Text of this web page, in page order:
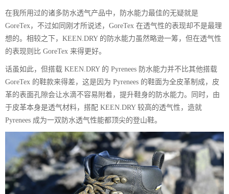
在我所用过的诸多防水透气产品中，防水能力最佳的无疑就是
GoreTex，不过如同刚才所说述，GoreTex 在透气性的表现却不是最理
想的。相较之下，KEEN.DRY 的防水能力虽然略逊一筹，但在透气性
的表现则比 GoreTex 来得更好。
话虽如此，但搭载 KEEN.DRY 的 Pyrenees 防水能力并不比其他搭载
GoreTex 的鞋款来得差，这是因为 Pyrenees 的鞋面为全皮革制成，皮
革的表面孔隙会让水滴不容易附着，提升鞋身的防水能力。同时，由
于皮革本身是透气材料，搭配 KEEN.DRY 较高的透气性，造就
Pyrenees 成为一双防水透气性能都顶尖的登山鞋。